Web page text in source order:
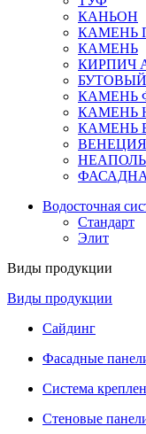
КАНЬОН
КАМЕНЬ
КАМЕНЬ
КИРПИЧ
КАМЕНЬ
КАМЕНЬ
КАМЕНЬ
Водосточная
Стандарт
Элит
Виды продукции
Виды продукции
Сайдинг
Фасадные
Система
Стеновые